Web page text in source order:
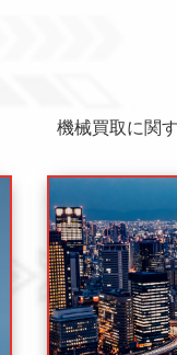
機械買取に関